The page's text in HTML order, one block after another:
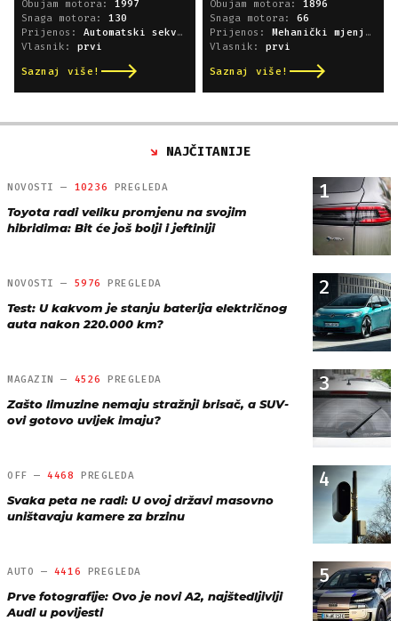
Obujam motora: 1997
Snaga motora: 130
Prijenos: Automatski sekvencijski
Vlasnik: prvi
Saznaj više!
Obujam motora: 1896
Snaga motora: 66
Prijenos:
Mehanički mjenjač
Vlasnik: prvi
Saznaj više!
NAJČITANIJE
1
NOVOSTI — 10236 PREGLEDA
Toyota radi veliku promjenu na svojim
hibridima: Bit će još bolji i jeftiniji
2
NOVOSTI — 5976 PREGLEDA
Test: U kakvom je stanju baterija električnog
auta nakon 220.000 km?
3
MAGAZIN — 4526 PREGLEDA
Zašto limuzine nemaju stražnji brisač, a SUV-
ovi gotovo uvijek imaju?
4
OFF —4468 PREGLEDA
Svaka peta ne radi: U ovoj državi masovno
uništavaju kamere za brzinu
5
AUTO — 4416 PREGLEDA
Prve fotografije: Ovo je novi A2, najštedljiviji
Audi u povijesti